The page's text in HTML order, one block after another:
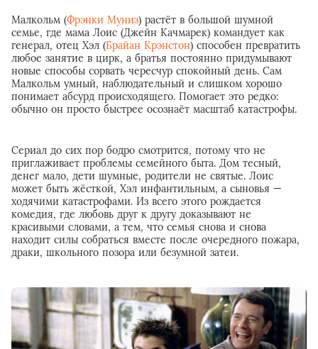
Малкольм (Фрэнки Муниз) растёт в большой шумной
семье, где мама Лоис (Джейн Качмарек) командует как
генерал, отец Хэл (Брайан Крэнстон) способен превратить
любое занятие в цирк, а братья постоянно придумывают
новые способы сорвать чересчур спокойный день. Сам
Малкольм умный, наблюдательный и слишком хорошо
понимает абсурд происходящего. Помогает это редко:
обычно он просто быстрее осознаёт масштаб катастрофы.
Сериал до сих пор бодро смотрится, потому что не
приглаживает проблемы семейного быта. Дом тесный,
денег мало, дети шумные, родители не святые. Лоис
может быть жёсткой, Хэл инфантильным, а сыновья —
ходячими катастрофами. Из всего этого рождается
комедия, где любовь друг к другу доказывают не
красивыми словами, а тем, что семья снова и снова
находит силы собраться вместе после очередного пожара,
драки, школьного позора или безумной затеи.